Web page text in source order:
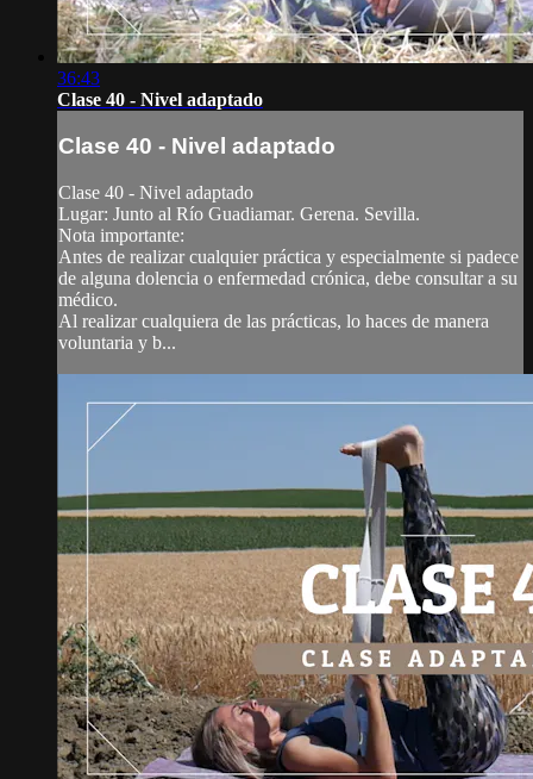
36:43
Clase 40 - Nivel adaptado
Clase 40 - Nivel adaptado
Clase 40 - Nivel adaptado
Lugar: Junto al Río Guadiamar. Gerena. Sevilla.
Nota importante:
Antes de realizar cualquier práctica y especialmente si padece
de alguna dolencia o enfermedad crónica, debe consultar a su
médico.
Al realizar cualquiera de las prácticas, lo haces de manera
voluntaria y b...